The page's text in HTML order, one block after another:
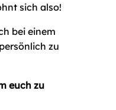
sich also!
bei einem
zu
euch zu